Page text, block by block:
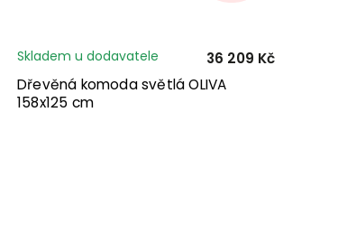
Dřevěná komoda světlá OLIVA
158x125 cm
Skladem u dodavatele 36 209 Kč